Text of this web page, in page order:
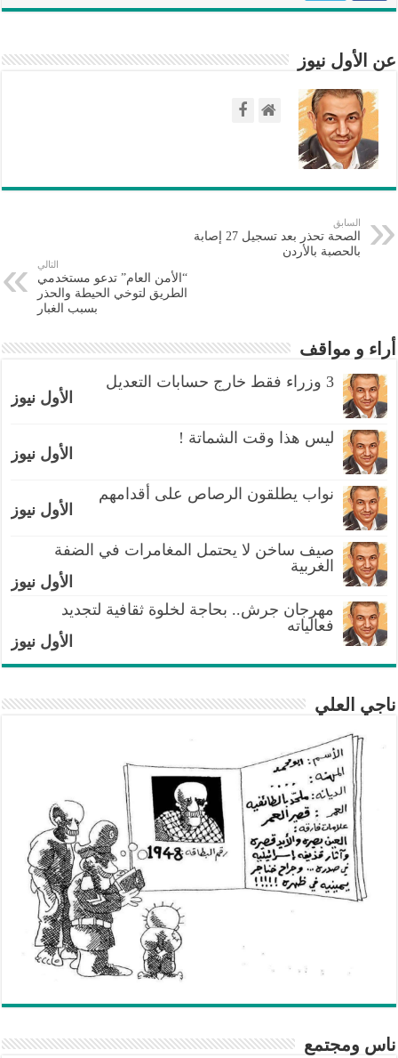
عن الأول نيوز
السابق
الصحة تحذر بعد تسجيل 27 إصابة
بالحصبة بالأردن
التالي
“الأمن العام” تدعو مستخدمي
الطريق لتوخي الحيطة والحذر
بسبب الغبار
أراء و مواقف
3 وزراء فقط خارج حسابات التعديل
الأول نيوز
ليس هذا وقت الشماتة !
الأول نيوز
نواب يطلقون الرصاص على أقدامهم
الأول نيوز
صيف ساخن لا يحتمل المغامرات في الضفة
الغربية
الأول نيوز
مهرجان جرش.. بحاجة لخلوة ثقافية لتجديد
فعالياته
الأول نيوز
ناجي العلي
ناس ومجتمع